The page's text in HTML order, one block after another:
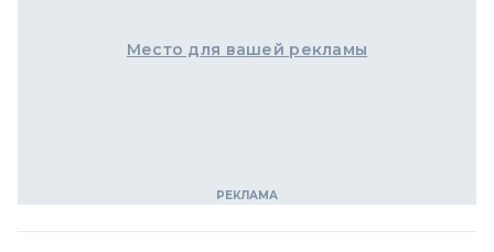
Место для вашей рекламы